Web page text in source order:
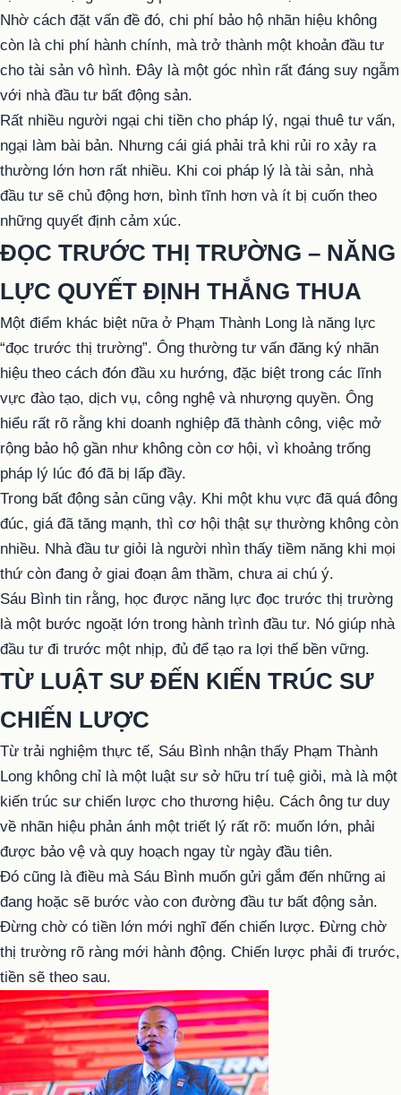
Nhờ cách đặt vấn đề đó, chi phí bảo hộ nhãn hiệu không
còn là chi phí hành chính, mà trở thành một khoản đầu tư
cho tài sản vô hình. Đây là một góc nhìn rất đáng suy ngẫm
với nhà đầu tư bất động sản.
Rất nhiều người ngại chi tiền cho pháp lý, ngại thuê tư vấn,
ngại làm bài bản. Nhưng cái giá phải trả khi rủi ro xảy ra
thường lớn hơn rất nhiều. Khi coi pháp lý là tài sản, nhà
đầu tư sẽ chủ động hơn, bình tĩnh hơn và ít bị cuốn theo
những quyết định cảm xúc.
ĐỌC TRƯỚC THỊ TRƯỜNG – NĂNG
LỰC QUYẾT ĐỊNH THẮNG THUA
Một điểm khác biệt nữa ở Phạm Thành Long là năng lực
“đọc trước thị trường”. Ông thường tư vấn đăng ký nhãn
hiệu theo cách đón đầu xu hướng, đặc biệt trong các lĩnh
vực đào tạo, dịch vụ, công nghệ và nhượng quyền. Ông
hiểu rất rõ rằng khi doanh nghiệp đã thành công, việc mở
rộng bảo hộ gần như không còn cơ hội, vì khoảng trống
pháp lý lúc đó đã bị lấp đầy.
Trong bất động sản cũng vậy. Khi một khu vực đã quá đông
đúc, giá đã tăng mạnh, thì cơ hội thật sự thường không còn
nhiều. Nhà đầu tư giỏi là người nhìn thấy tiềm năng khi mọi
thứ còn đang ở giai đoạn âm thầm, chưa ai chú ý.
Sáu Bình tin rằng, học được năng lực đọc trước thị trường
là một bước ngoặt lớn trong hành trình đầu tư. Nó giúp nhà
đầu tư đi trước một nhịp, đủ để tạo ra lợi thế bền vững.
TỪ LUẬT SƯ ĐẾN KIẾN TRÚC SƯ
CHIẾN LƯỢC
Từ trải nghiệm thực tế, Sáu Bình nhận thấy Phạm Thành
Long không chỉ là một luật sư sở hữu trí tuệ giỏi, mà là một
kiến trúc sư chiến lược cho thương hiệu. Cách ông tư duy
về nhãn hiệu phản ánh một triết lý rất rõ: muốn lớn, phải
được bảo vệ và quy hoạch ngay từ ngày đầu tiên.
Đó cũng là điều mà Sáu Bình muốn gửi gắm đến những ai
đang hoặc sẽ bước vào con đường đầu tư bất động sản.
Đừng chờ có tiền lớn mới nghĩ đến chiến lược. Đừng chờ
thị trường rõ ràng mới hành động. Chiến lược phải đi trước,
tiền sẽ theo sau.